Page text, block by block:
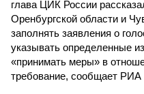
глава ЦИК России
Оренбургской области и
заполнять заявления о
указывать определенные
«принимать меры» в
требование, сообщает РИА